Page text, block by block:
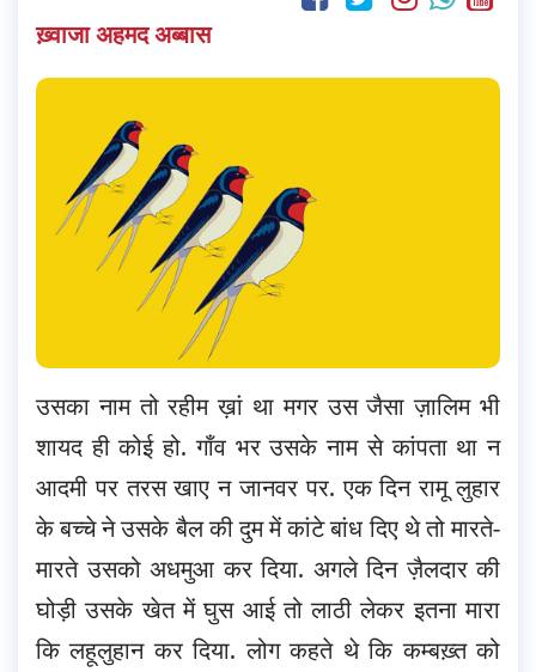
ख़्वाजा अहमद अब्बास
उसका नाम तो रहीम ख़ां था मगर उस जैसा ज़ालिम भी
शायद ही कोई हो. गाँव भर उसके नाम से कांपता था न
आदमी पर तरस खाए न जानवर पर. एक दिन रामू लुहार
के बच्चे ने उसके बैल की दुम में कांटे बांध दिए थे तो मारते-
मारते उसको अधमुआ कर दिया. अगले दिन ज़ैलदार की
घोड़ी उसके खेत में घुस आई तो लाठी लेकर इतना मारा
कि लहूलुहान कर दिया. लोग कहते थे कि कम्बख़्त को